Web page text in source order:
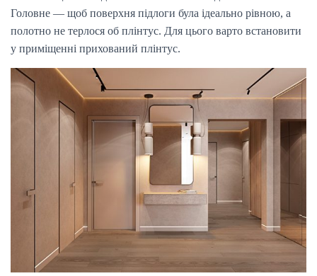
Головне — щоб поверхня підлоги була ідеально рівною, а
полотно не терлося об плінтус. Для цього варто встановити
у приміщенні прихований плінтус.